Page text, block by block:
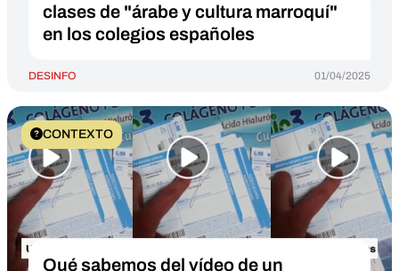
clases de "árabe y cultura marroquí"
en los colegios españoles
DESINFO 01/04/2025
CONTEXTO
Qué sabemos del vídeo de un